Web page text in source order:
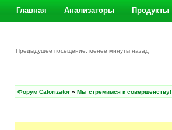
Главная Анализаторы Продукты
Предыдущее посещение: менее минуты назад
Форум Calorizator » Мы стремимся к совершенству!